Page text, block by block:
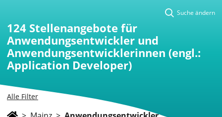
Alle Filter
Suche ändern
124 Stellenangebote für
Anwendungsentwickler und
Anwendungsentwicklerinnen (engl.:
Application Developer)